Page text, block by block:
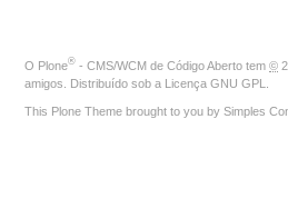
O Plone® - CMS/WCM de Código Aberto tem ©
amigos. Distribuído sob a Licença GNU GPL
This Plone Theme brought to you by Simples